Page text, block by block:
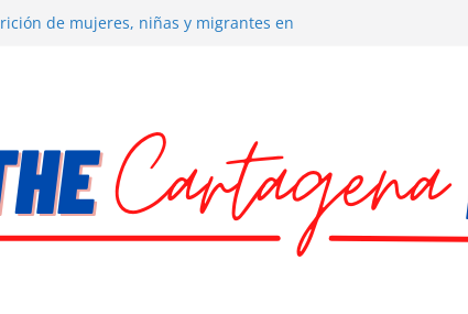
de Hungría hacia la recuperación
riesgo ambiental en México